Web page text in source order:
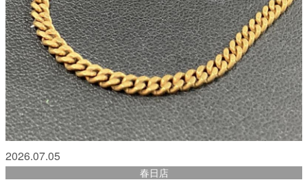
2026.07.05
春日店